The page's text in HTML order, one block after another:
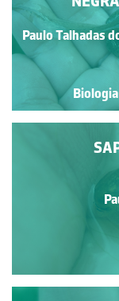
Paulo Talhadas
Biologia
Paulo Talhadas
Biologia